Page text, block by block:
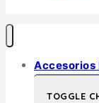
Accesorios
TOGGLE